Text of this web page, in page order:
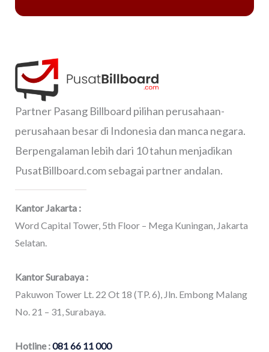
Partner Pasang Billboard pilihan perusahaan-
perusahaan besar di Indonesia dan manca negara.
Berpengalaman lebih dari 10 tahun menjadikan
PusatBillboard.com sebagai partner andalan.
Kantor Jakarta :
Word Capital Tower, 5th Floor – Mega Kuningan, Jakarta
Selatan.
Kantor Surabaya :
Pakuwon Tower Lt. 22 Ot 18 (TP. 6), Jln. Embong Malang
No. 21 – 31, Surabaya.
Hotline :081 66 11 000